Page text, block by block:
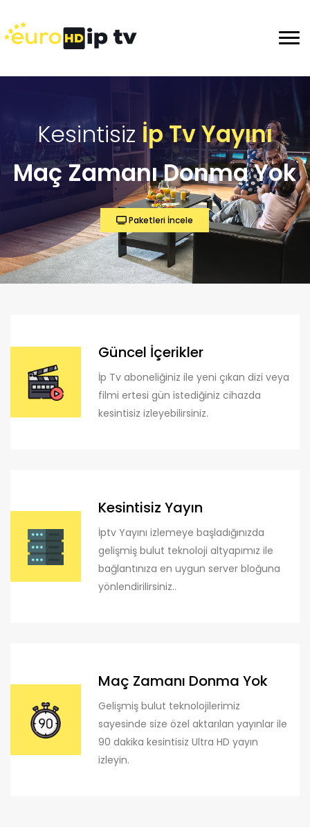
Kesintisiz İp Tv Yayını
Maç Zamanı Donma Yok
Paketleri İncele
Güncel İçerikler
İp Tv aboneliğiniz ile yeni çıkan dizi veya
filmi ertesi gün istediğiniz cihazda
kesintisiz izleyebilirsiniz.
Kesintisiz Yayın
İptv Yayını izlemeye başladığınızda
gelişmiş bulut teknoloji altyapımız ile
bağlantınıza en uygun server bloğuna
yönlendirilirsiniz..
Maç Zamanı Donma Yok
Gelişmiş bulut teknolojilerimiz
sayesinde size özel aktarılan yayınlar ile
90 dakika kesintisiz Ultra HD yayın
izleyin.